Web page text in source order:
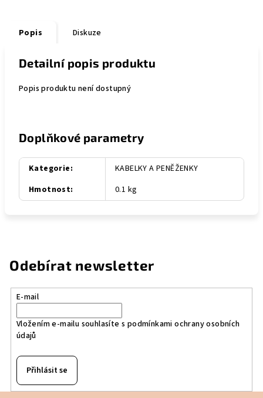
Popis Diskuze
Detailní popis produktu
Popis produktu není dostupný
Doplňkové parametry
Kategorie:
KABELKY A PENĚŽENKY
Hmotnost: 0.1 kg
Odebírat newsletter
E-mail
Vložením e-mailu souhlasíte s podmínkami ochrany osobních
údajů
Přihlásit se